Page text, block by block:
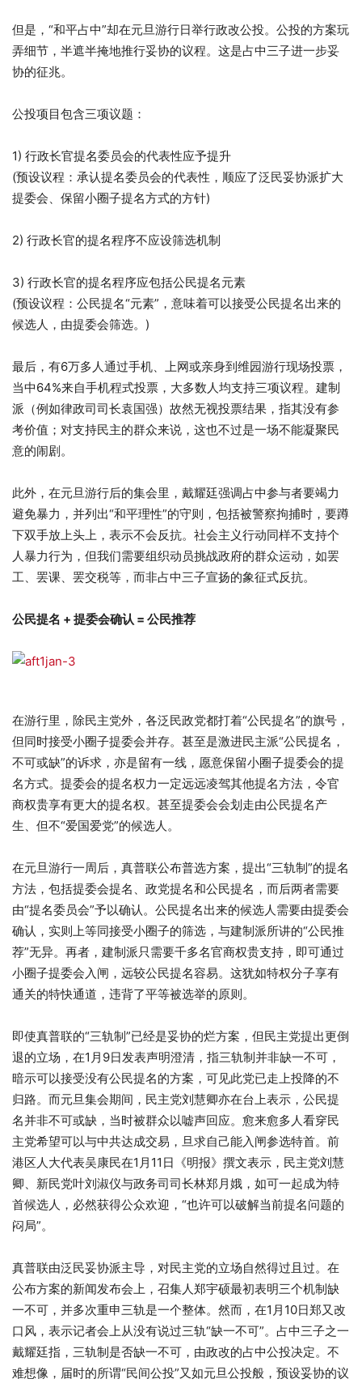
但是，“和平占中”却在元旦游行日举行政改公投。公投的方案玩
弄细节，半遮半掩地推行妥协的议程。这是占中三子进一步妥
协的征兆。
公投项目包含三项议题：
1) 行政长官提名委员会的代表性应予提升
(预设议程：承认提名委员会的代表性，顺应了泛民妥协派扩大
提委会、保留小圈子提名方式的方针)
2) 行政长官的提名程序不应设筛选机制
3) 行政长官的提名程序应包括公民提名元素
(预设议程：公民提名“元素”，意味着可以接受公民提名出来的
候选人，由提委会筛选。)
最后，有6万多人通过手机、上网或亲身到维园游行现场投票，
当中64%来自手机程式投票，大多数人均支持三项议程。建制
派（例如律政司司长袁国强）故然无视投票结果，指其没有参
考价值；对支持民主的群众来说，这也不过是一场不能凝聚民
意的闹剧。
此外，在元旦游行后的集会里，戴耀廷强调占中参与者要竭力
避免暴力，并列出“和平理性”的守则，包括被警察拘捕时，要蹲
下双手放上头上，表示不会反抗。社会主义行动同样不支持个
人暴力行为，但我们需要组织动员挑战政府的群众运动，如罢
工、罢课、罢交税等，而非占中三子宣扬的象征式反抗。
公民提名 + 提委会确认 = 公民推荐
在游行里，除民主党外，各泛民政党都打着“公民提名”的旗号，
但同时接受小圈子提委会并存。甚至是激进民主派“公民提名，
不可或缺”的诉求，亦是留有一线，愿意保留小圈子提委会的提
名方式。提委会的提名权力一定远远凌驾其他提名方法，令官
商权贵享有更大的提名权。甚至提委会会划走由公民提名产
生、但不“爱国爱党”的候选人。
在元旦游行一周后，真普联公布普选方案，提出“三轨制”的提名
方法，包括提委会提名、政党提名和公民提名，而后两者需要
由“提名委员会”予以确认。公民提名出来的候选人需要由提委会
确认，实则上等同接受小圈子的筛选，与建制派所讲的“公民推
荐”无异。再者，建制派只需要千多名官商权贵支持，即可通过
小圈子提委会入闸，远较公民提名容易。这犹如特权分子享有
通关的特快通道，违背了平等被选举的原则。
即使真普联的“三轨制”已经是妥协的烂方案，但民主党提出更倒
退的立场，在1月9日发表声明澄清，指三轨制并非缺一不可，
暗示可以接受没有公民提名的方案，可见此党已走上投降的不
归路。而元旦集会期间，民主党刘慧卿亦在台上表示，公民提
名并非不可或缺，当时被群众以嘘声回应。愈来愈多人看穿民
主党希望可以与中共达成交易，旦求自己能入闸参选特首。前
港区人大代表吴康民在1月11日《明报》撰文表示，民主党刘慧
卿、新民党叶刘淑仪与政务司司长林郑月娥，如可一起成为特
首候选人，必然获得公众欢迎，“也许可以破解当前提名问题的
闷局”。
真普联由泛民妥协派主导，对民主党的立场自然得过且过。在
公布方案的新闻发布会上，召集人郑宇硕最初表明三个机制缺
一不可，并多次重申三轨是一个整体。然而，在1月10日郑又改
口风，表示记者会上从没有说过三轨“缺一不可”。占中三子之一
戴耀廷指，三轨制是否缺一不可，由政改的占中公投决定。不
难想像，届时的所谓“民间公投”又如元旦公投般，预设妥协的议